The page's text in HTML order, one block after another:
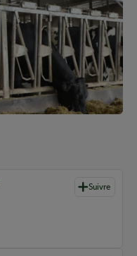
Suivre